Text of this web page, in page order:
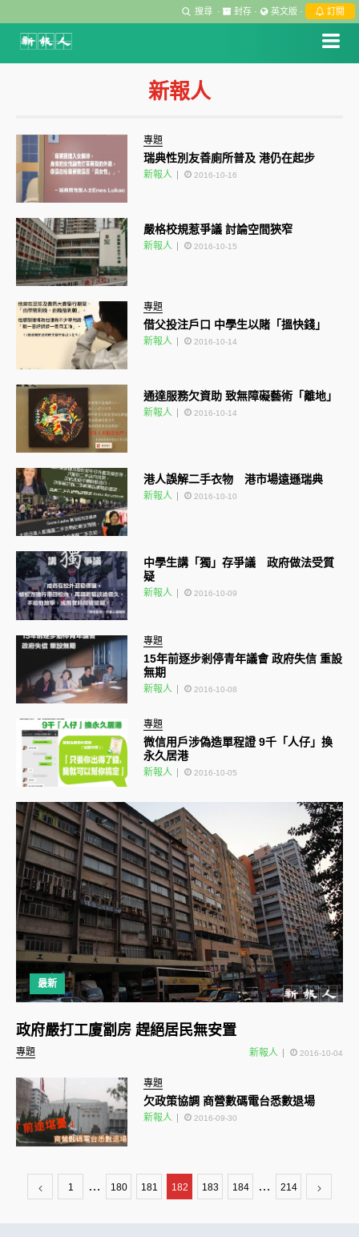
搜尋 · 封存 · 英文版 · 訂閱
新報人
專題
瑞典性別友善廁所普及 港仍在起步
新報人 2016-10-16
嚴格校規惹爭議 討論空間狹窄
新報人 2016-10-15
專題
借父投注戶口 中學生以賭「搵快錢」
新報人 2016-10-14
通達服務欠資助 致無障礙藝術「離地」
新報人 2016-10-14
港人誤解二手衣物 港市場遠遜瑞典
新報人 2016-10-10
中學生講「獨」存爭議 政府做法受質
疑
新報人 2016-10-09
專題
15年前逐步剎停青年議會 政府失信 重設
無期
新報人 2016-10-08
專題
微信用戶涉偽造單程證 9千「人仔」換
永久居港
新報人 2016-10-05
最新
專題
政府嚴打工廈劏房 趕絕居民無安置
新報人 2016-10-04
專題
欠政策協調 商營數碼電台悉數退場
新報人 2016-09-30
1 … 180 181 182 183 184 … 214